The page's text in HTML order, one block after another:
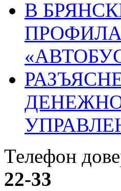
В
Телефон
22-33